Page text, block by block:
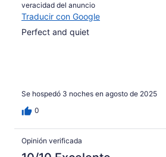
veracidad del anuncio
Traducir con Google
Perfect and quiet
Se hospedó 3 noches en agosto de 2025
0
Opinión verificada